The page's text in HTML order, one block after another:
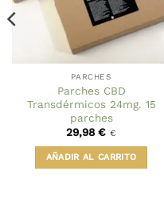
PARCHES
Parches CBD
Transdérmicos 24mg. 15
parches
29,98€ €
AÑADIR AL CARRITO